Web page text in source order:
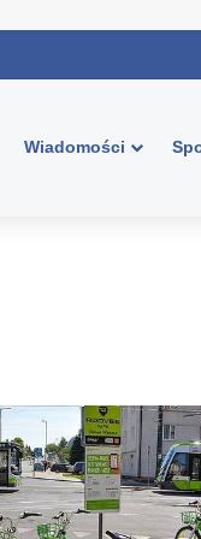
Wiadomości